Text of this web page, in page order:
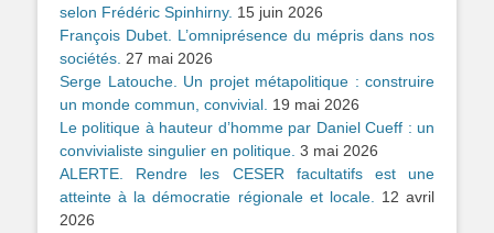
selon Frédéric Spinhirny. 15 juin 2026
François Dubet. L’omniprésence du mépris dans nos
sociétés. 27 mai 2026
Serge Latouche. Un projet métapolitique : construire
un monde commun, convivial. 19 mai 2026
Le politique à hauteur d’homme par Daniel Cueff : un
convivialiste singulier en politique. 3 mai 2026
ALERTE. Rendre les CESER facultatifs est une
atteinte à la démocratie régionale et locale. 12 avril
2026